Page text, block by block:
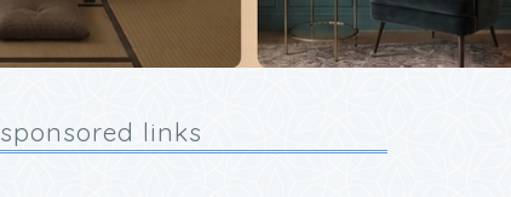
sponsored links